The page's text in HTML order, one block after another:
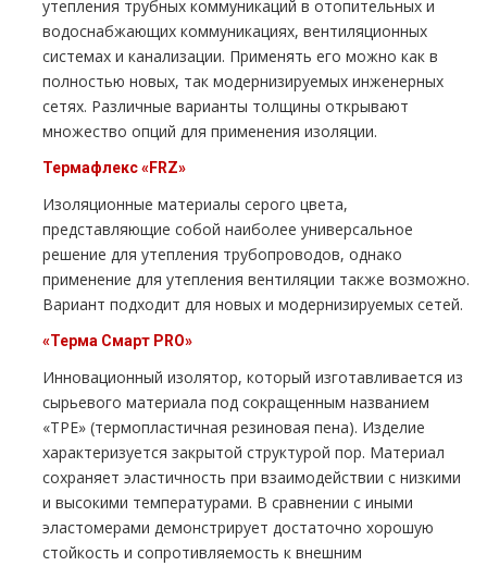
утепления трубных коммуникаций в отопительных и
водоснабжающих коммуникациях, вентиляционных
системах и канализации. Применять его можно как в
полностью новых, так модернизируемых инженерных
сетях. Различные варианты толщины открывают
множество опций для применения изоляции.
Термафлекс «FRZ»
Изоляционные материалы серого цвета,
представляющие собой наиболее универсальное
решение для утепления трубопроводов, однако
применение для утепления вентиляции также возможно.
Вариант подходит для новых и модернизируемых сетей.
«Терма Смарт PRO»
Инновационный изолятор, который изготавливается из
сырьевого материала под сокращенным названием
«TPE» (термопластичная резиновая пена). Изделие
характеризуется закрытой структурой пор. Материал
сохраняет эластичность при взаимодействии с низкими
и высокими температурами. В сравнении с иными
эластомерами демонстрирует достаточно хорошую
стойкость и сопротивляемость к внешним